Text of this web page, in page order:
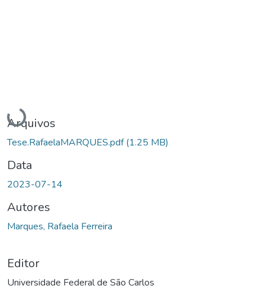
Carregando...
Arquivos
Tese.RafaelaMARQUES.pdf(1.25 MB)
Data
2023-07-14
Autores
Marques, Rafaela Ferreira
Editor
Universidade Federal de São Carlos